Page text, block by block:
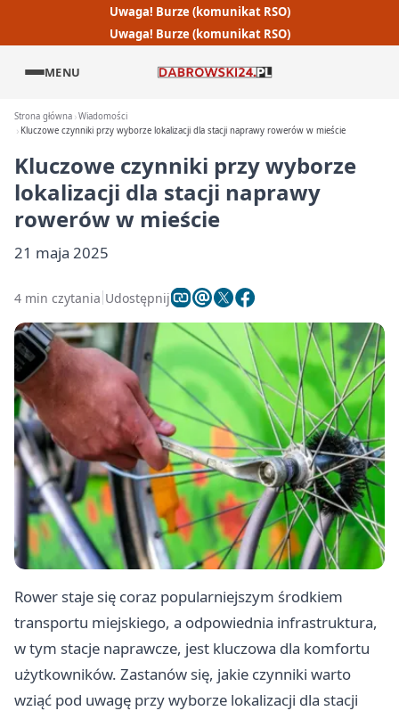
Uwaga! Burze (komunikat RSO)
Uwaga! Burze (komunikat RSO)
MENU
Strona główna Wiadomości
Kluczowe czynniki przy wyborze lokalizacji dla stacji naprawy rowerów w mieście
Kluczowe czynniki przy wyborze
lokalizacji dla stacji naprawy
rowerów w mieście
21 maja 2025
4 min czytania Udostępnij
Rower staje się coraz popularniejszym środkiem
transportu miejskiego, a odpowiednia infrastruktura,
w tym stacje naprawcze, jest kluczowa dla komfortu
użytkowników. Zastanów się, jakie czynniki warto
wziąć pod uwagę przy wyborze lokalizacji dla stacji